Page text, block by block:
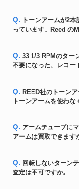
Q. トーンアームが2本設置できる、おしゃれなターンテーブルを持
っています。Reed の
Q. 33 1/3 RPMのターンテーブルは取り扱っていますか。REEDの
不要になった、レコー
Q. REED社のトーンアーム1本の査定もしていますか。「3P-S」の
トーンアームを使わな
Q. アームチューブにマッカーサー・エボニーを使っているトーン
アームは買取できます
Q. 回転しないターンテーブルを持っています。REED製品ですが、
査定は不可ですか。